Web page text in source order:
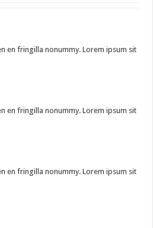
en fringilla nonummy. Lorem ipsum sit
en fringilla nonummy. Lorem ipsum sit
en fringilla nonummy. Lorem ipsum sit